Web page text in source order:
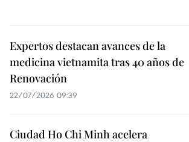
Expertos destacan avances de la
medicina vietnamita tras 40 años de
Renovación
22/07/2026 09:39
Ciudad Ho Chi Minh acelera